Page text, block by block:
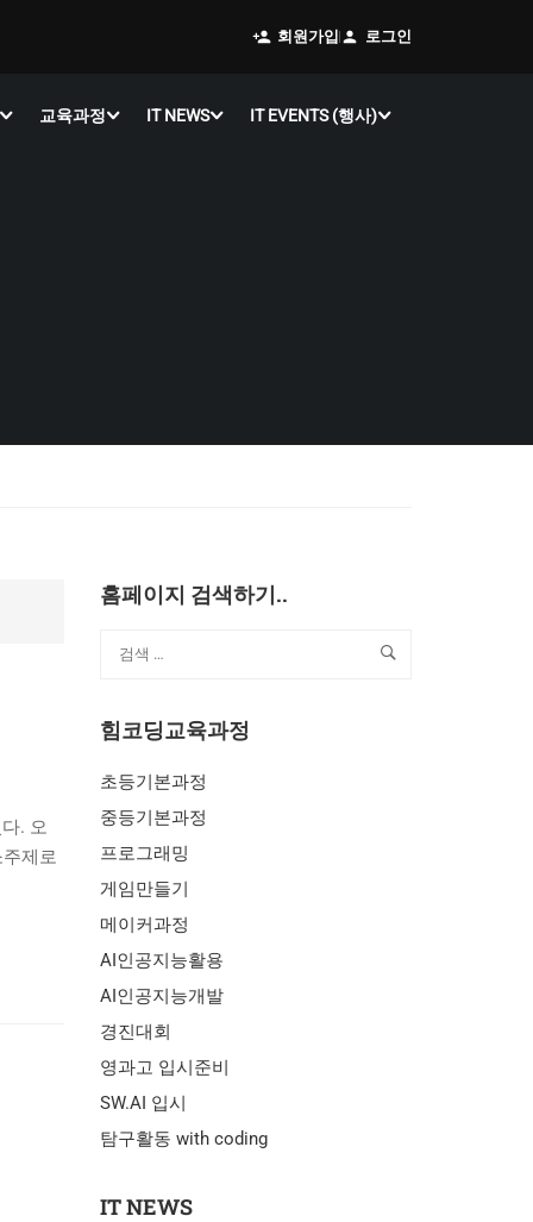
회원가입 로그인
교육과정 IT NEWS IT EVENTS (행사)
. 오
제로
홈페이지 검색하기..
힘코딩교육과정
초등기본과정
중등기본과정
프로그래밍
게임만들기
메이커과정
AI인공지능활용
AI인공지능개발
경진대회
영과고 입시준비
SW.AI 입시
탐구활동 with coding
IT NEWS